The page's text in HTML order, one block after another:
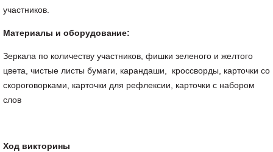
участников.
Материалы и оборудование:
Зеркала по количеству участников, фишки зеленого и желтого
цвета, чистые листы бумаги, карандаши, кроссворды, карточки со
скороговорками, карточки для рефлексии, карточки с набором
слов
Ход викторины